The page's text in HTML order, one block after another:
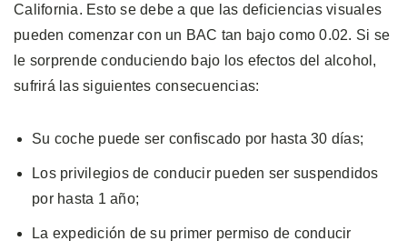
California. Esto se debe a que las deficiencias visuales
pueden comenzar con un BAC tan bajo como 0.02. Si se
le sorprende conduciendo bajo los efectos del alcohol,
sufrirá las siguientes consecuencias:
Su coche puede ser confiscado por hasta 30 días;
Los privilegios de conducir pueden ser suspendidos
por hasta 1 año;
La expedición de su primer permiso de conducir